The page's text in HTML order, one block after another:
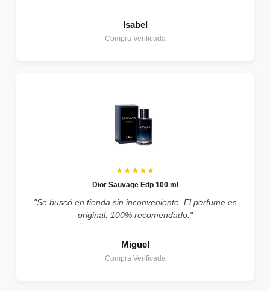
Isabel
Compra Verificada
★★★★★
Dior Sauvage Edp 100 ml
"Se buscó en tienda sin inconveniente. El perfume es
original. 100% recomendado."
Miguel
Compra Verificada